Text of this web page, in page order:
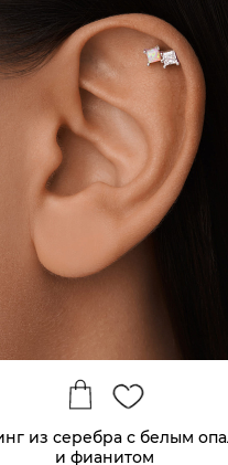
из серебра с белым
и фианитом